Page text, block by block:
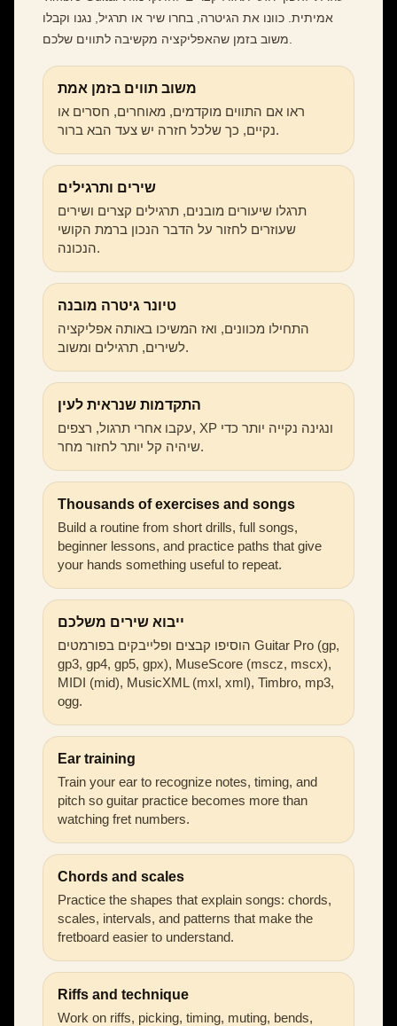
אמיתית. כוונו את הגיטרה, בחרו שיר או תרגיל, נגנו וקבלו
משוב תווים בזמן אמת
ראו אם התווים מוקדמים, מאוחרים, חסרים או
נקיים, כך שלכל חזרה יש צעד הבא ברור.
שירים ותרגילים
תרגלו שיעורים מובנים, תרגילים קצרים ושירים
שעוזרים לחזור על הדבר הנכון ברמת הקושי
הנכונה.
טיונר גיטרה מובנה
התחילו מכוונים, ואז המשיכו באותה אפליקציה
לשירים, תרגילים ומשוב.
התקדמות שנראית לעין
עקבו אחרי תרגול, רצפים, XP ונגינה נקייה יותר כדי
שיהיה קל יותר לחזור מחר.
Thousands of exercises and songs
Build a routine from short drills, full songs,
beginner lessons, and practice paths that give
your hands something useful to repeat.
ייבוא שירים משלכם
הוסיפו קבצים ופלייבקים בפורמטים Guitar Pro (gp,
gp3, gp4, gp5, gpx), MuseScore (mscz, mscx),
MIDI (mid), MusicXML (mxl, xml), Timbro, mp3,
ogg.
Ear training
Train your ear to recognize notes, timing, and
pitch so guitar practice becomes more than
watching fret numbers.
Chords and scales
Practice the shapes that explain songs: chords,
scales, intervals, and patterns that make the
fretboard easier to understand.
Riffs and technique
Work on riffs, picking, timing, muting, bends,